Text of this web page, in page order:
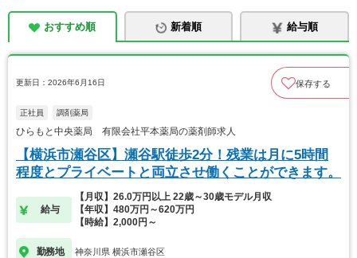
おすすめ順 新着順 給与順
更新日：2026年6月16日 保存する
正社員 調剤薬局
ひらもと中央薬局 有限会社平本薬局の薬剤師求人
【横浜市瀬谷区】瀬谷駅徒歩2分！残業は月に5時間
程度とプライベートと両立させ働くことができます。
給与
【月収】26.0万円以上 22歳～30歳モデル月収
【年収】480万円～620万円
【時給】2,000円～
勤務地 神奈川県 横浜市瀬谷区